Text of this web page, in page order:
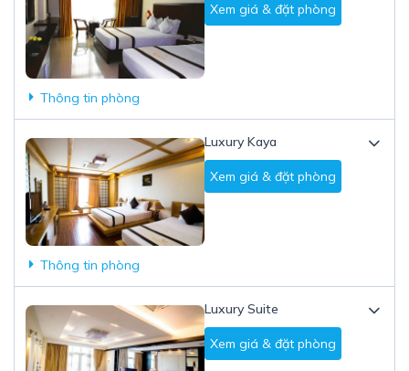
Xem giá & đặt phòng
Thông tin phòng
Luxury Kaya
Xem giá & đặt phòng
Thông tin phòng
Luxury Suite
Xem giá & đặt phòng